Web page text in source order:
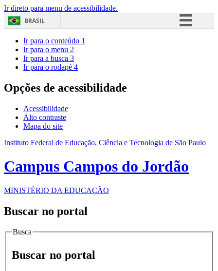
Ir direto para menu de acessibilidade.
BRASIL
Acesso à informação
Ir para o conteúdo 1
Ir para o menu 2
Ir para a busca 3
Ir para o rodapé 4
Opções de acessibilidade
Acessibilidade
Alto contraste
Mapa do site
Instituto Federal de Educação, Ciência e Tecnologia de São Paulo
Campus Campos do Jordão
MINISTÉRIO DA EDUCAÇÃO
Buscar no portal
Busca
Buscar no portal